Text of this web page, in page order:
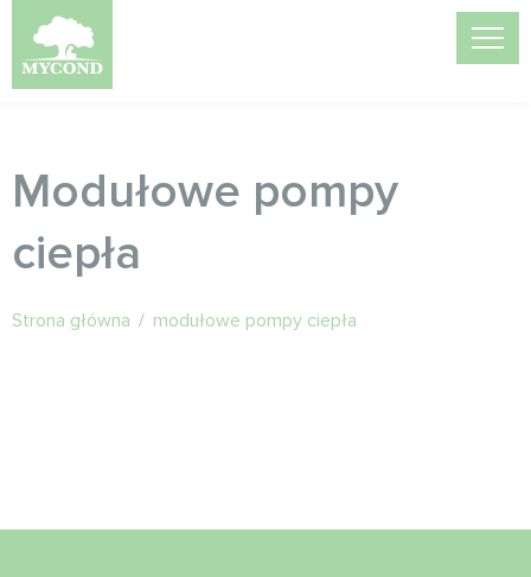
Modułowe pompy
ciepła
Strona główna / modułowe pompy ciepła